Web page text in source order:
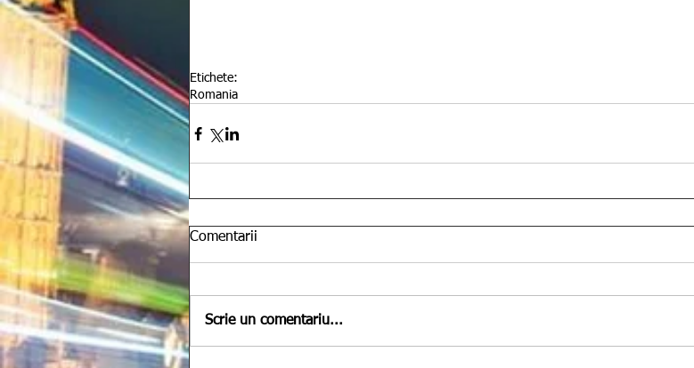
Etichete:
Romania
Comentarii
Scrie un comentariu...